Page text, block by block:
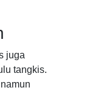
juga
tangkis.